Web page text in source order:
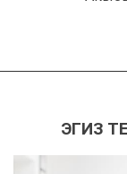
ЭГИЗ